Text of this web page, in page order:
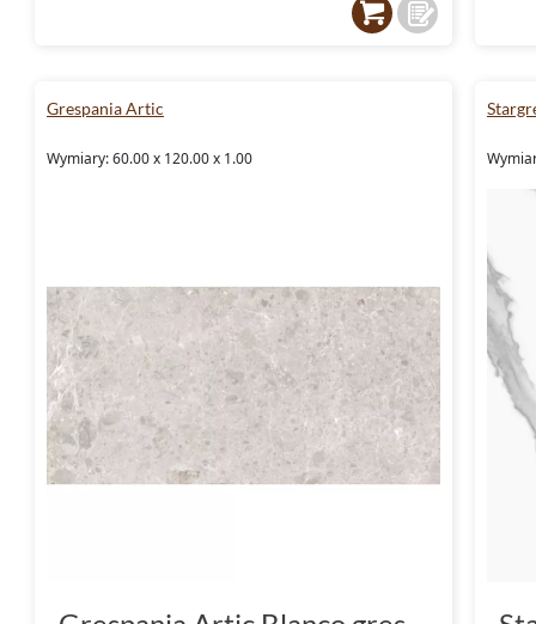
Grespania Artic
Wymiary: 60.00 x 120.00 x 1.00